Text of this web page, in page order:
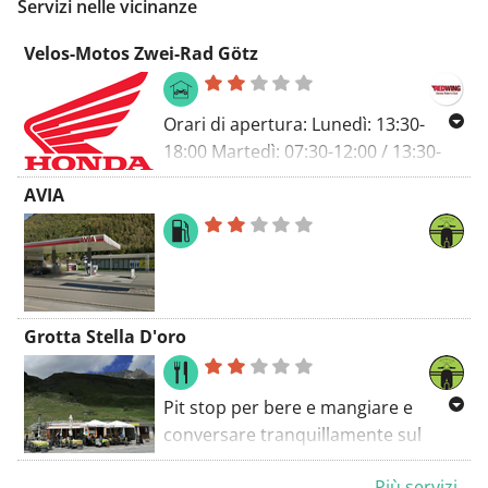
privato completo di doccia e
asciugacapelli e la connessione Wi-Fi
gratuita.
Servizi nelle vicinanze
Velos-Motos Zwei-Rad Götz
Orari di apertura: Lunedì: 13:30-
18:00 Martedì: 07:30-12:00 / 13:30-
18:30 Mercoledì: 07:30-12:00 / 13:30-
18:30 Venerdì: 07:30-12:00 / 13:30-
63 Telefax: 033 822 70 36 Sito:
www.zweiradgoetz.ch E-mail:
info@zweiradgoetz.ch Indirizzo:
Scheidgasse 15, 3800 Unterseen
AVIA
Grotta Stella D'oro
Pit stop per bere e mangiare e
conversare tranquillamente sul
tratto percorso.